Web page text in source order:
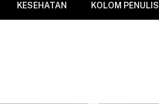
KESEHATAN KOLOM PENULIS